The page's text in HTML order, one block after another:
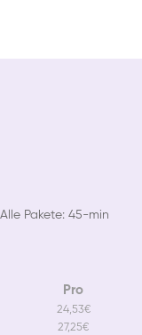
Pakete: 45-min
Pro
24,53€
27,25€